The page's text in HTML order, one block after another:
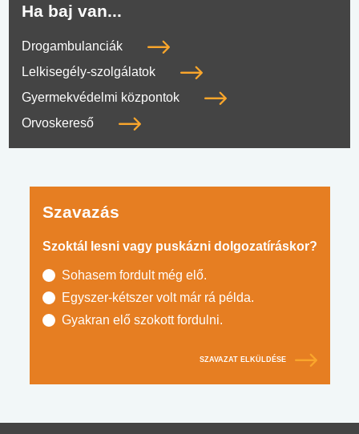
Ha baj van...
Drogambulanciák
Lelkisegély-szolgálatok
Gyermekvédelmi központok
Orvoskereső
Szavazás
Szoktál lesni vagy puskázni dolgozatíráskor?
Sohasem fordult még elő.
Egyszer-kétszer volt már rá példa.
Gyakran elő szokott fordulni.
SZAVAZAT ELKÜLDÉSE